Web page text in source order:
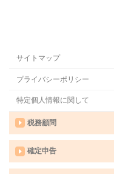
サイトマップ
プライバシーポリシー
特定個人情報に関して
税務顧問
確定申告